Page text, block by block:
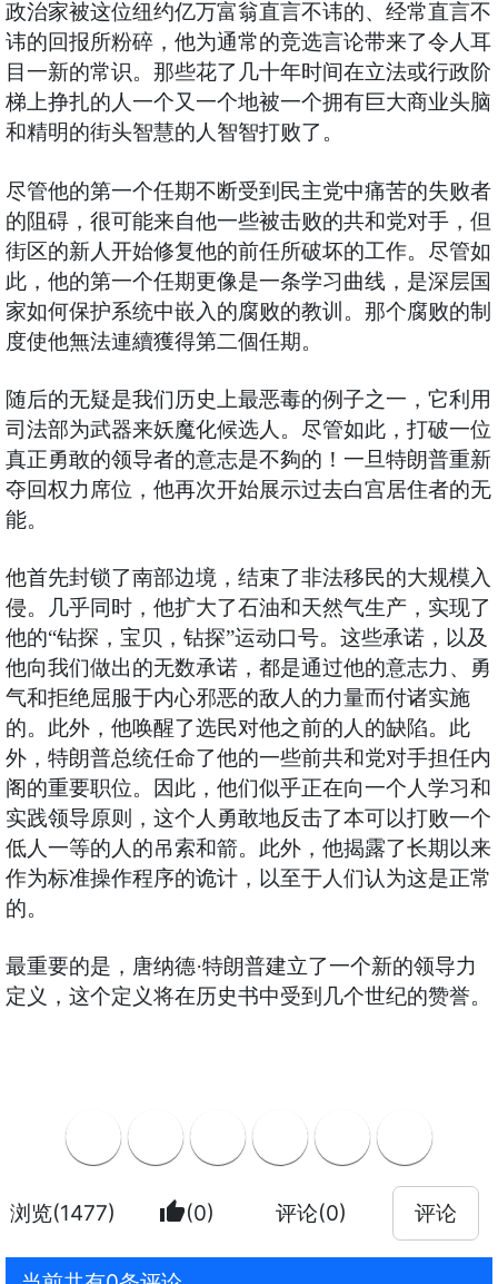
政治家被这位纽约亿万富翁直言不讳的、经常直言不
讳的回报所粉碎，他为通常的竞选言论带来了令人耳
目一新的常识。那些花了几十年时间在立法或行政阶
梯上挣扎的人一个又一个地被一个拥有巨大商业头脑
和精明的街头智慧的人智智打败了。
尽管他的第一个任期不断受到民主党中痛苦的失败者
的阻碍，很可能来自他一些被击败的共和党对手，但
街区的新人开始修复他的前任所破坏的工作。尽管如
此，他的第一个任期更像是一条学习曲线，是深层国
家如何保护系统中嵌入的腐败的教训。那个腐败的制
度使他無法連續獲得第二個任期。
随后的无疑是我们历史上最恶毒的例子之一，它利用
司法部为武器来妖魔化候选人。尽管如此，打破一位
真正勇敢的领导者的意志是不夠的！一旦特朗普重新
夺回权力席位，他再次开始展示过去白宫居住者的无
能。
他首先封锁了南部边境，结束了非法移民的大规模入
侵。几乎同时，他扩大了石油和天然气生产，实现了
他的“钻探，宝贝，钻探”运动口号。这些承诺，以及
他向我们做出的无数承诺，都是通过他的意志力、勇
气和拒绝屈服于内心邪恶的敌人的力量而付诸实施
的。此外，他唤醒了选民对他之前的人的缺陷。此
外，特朗普总统任命了他的一些前共和党对手担任内
阁的重要职位。因此，他们似乎正在向一个人学习和
实践领导原则，这个人勇敢地反击了本可以打败一个
低人一等的人的吊索和箭。此外，他揭露了长期以来
作为标准操作程序的诡计，以至于人们认为这是正常
的。
最重要的是，唐纳德·特朗普建立了一个新的领导力
定义，这个定义将在历史书中受到几个世纪的赞誉。
浏览(1477) thumb_up(0) 评论(0) 评论